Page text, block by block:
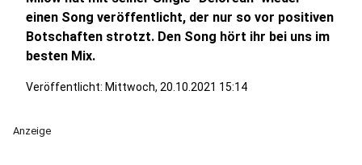
einen Song veröffentlicht, der nur so vor positiven
Botschaften strotzt. Den Song hört ihr bei uns im
besten Mix.
Veröffentlicht: Mittwoch, 20.10.2021 15:14
Anzeige